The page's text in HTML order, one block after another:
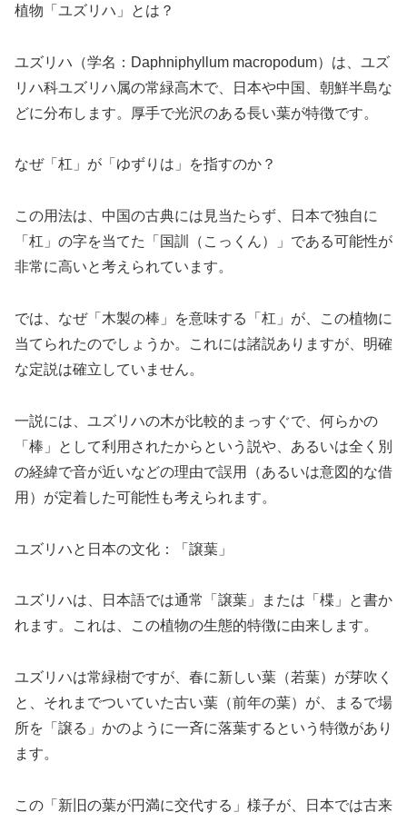
植物「ユズリハ」とは？
ユズリハ（学名：Daphniphyllum macropodum）は、ユズ
リハ科ユズリハ属の常緑高木で、日本や中国、朝鮮半島な
どに分布します。厚手で光沢のある長い葉が特徴です。
なぜ「杠」が「ゆずりは」を指すのか？
この用法は、中国の古典には見当たらず、日本で独自に
「杠」の字を当てた「国訓（こっくん）」である可能性が
非常に高いと考えられています。
では、なぜ「木製の棒」を意味する「杠」が、この植物に
当てられたのでしょうか。これには諸説ありますが、明確
な定説は確立していません。
一説には、ユズリハの木が比較的まっすぐで、何らかの
「棒」として利用されたからという説や、あるいは全く別
の経緯で音が近いなどの理由で誤用（あるいは意図的な借
用）が定着した可能性も考えられます。
ユズリハと日本の文化：「譲葉」
ユズリハは、日本語では通常「譲葉」または「楪」と書か
れます。これは、この植物の生態的特徴に由来します。
ユズリハは常緑樹ですが、春に新しい葉（若葉）が芽吹く
と、それまでついていた古い葉（前年の葉）が、まるで場
所を「譲る」かのように一斉に落葉するという特徴があり
ます。
この「新旧の葉が円満に交代する」様子が、日本では古来